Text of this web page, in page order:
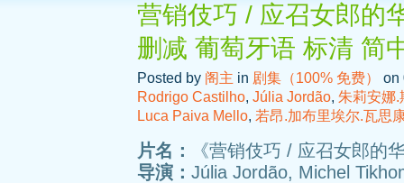
营销伎巧 / 应召女郎的
删减 葡萄牙语 标清 简
Posted by 阁主 in 剧集（100% 免费）
on
Rodrigo Castilho, Júlia Jordão, 朱莉安娜.
Luca Paiva Mello, 若昂.加布里埃尔.瓦思
片名：
《营销伎巧 / 应召女郎的
导演： Júlia Jordão, Michel